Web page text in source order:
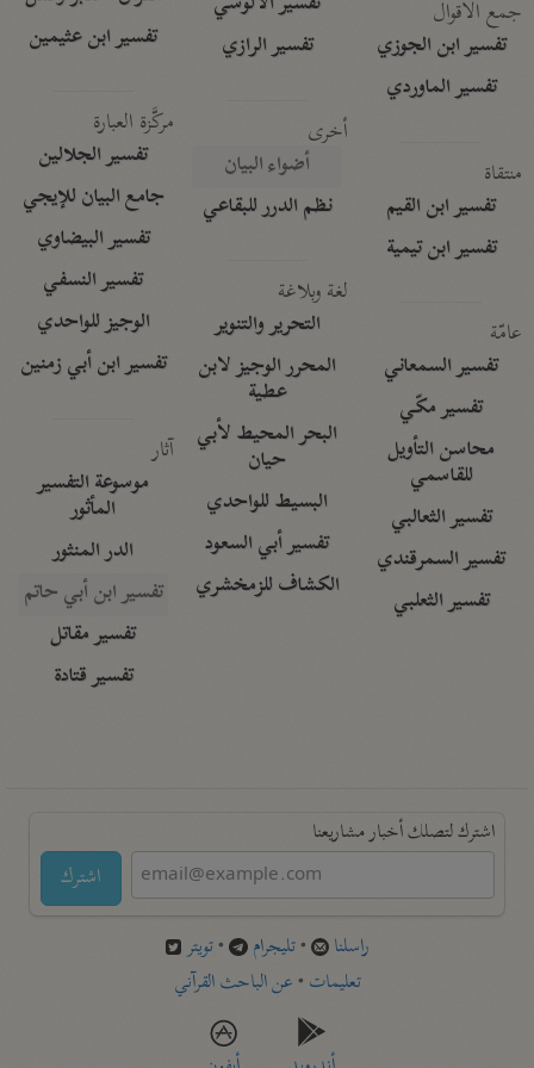
جمع الأقوال
تفسير ابن الجوزي
تفسير الماوردي
منتقاة
تفسير ابن القيم
تفسير ابن تيمية
عامّة
تفسير السمعاني
تفسير مكّي
محاسن التأويل
للقاسمي
تفسير الثعالبي
تفسير السمرقندي
تفسير الثعلبي
تفسير الرازي
أخرى
أضواء البيان
نظم الدرر للبقاعي
لغة وبلاغة
التحرير والتنوير
المحرر الوجيز لابن
عطية
البحر المحيط لأبي
حيان
البسيط للواحدي
تفسير أبي السعود
الكشاف للزمخشري
تفسير ابن عثيمين
مركَّزة العبارة
تفسير الجلالين
جامع البيان للإيجي
تفسير البيضاوي
تفسير النسفي
الوجيز للواحدي
تفسير ابن أبي زمنين
آثار
موسوعة التفسير
المأثور
الدر المنثور
تفسير ابن أبي حاتم
تفسير مقاتل
تفسير قتادة
اشترك لتصلك أخبار مشاريعنا
اشترك
راسلنا •تليجرام •تويتر
تعليمات •عن الباحث القرآني